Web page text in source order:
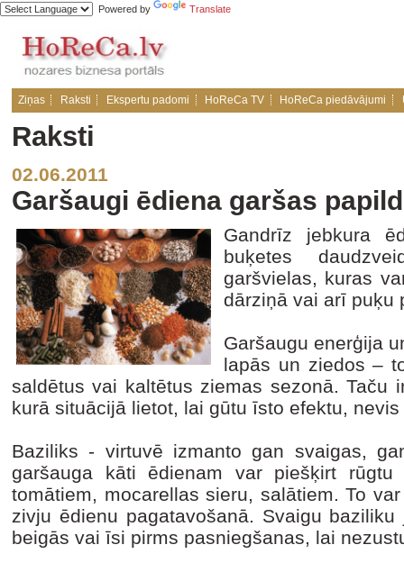
Powered by Translate
Ziņas Raksti Ekspertu padomi HoReCa TV HoReCa piedāvājumi
Raksti
02.06.2011
Garšaugi ēdiena garšas
Gandrīz jebkura
buķetes
garšvielas, kuras
dārziņā vai arī puķu
Garšaugu enerģija
lapās un ziedos –
saldētus vai kaltētus ziemas sezonā. Taču
kurā situācijā lietot, lai gūtu īsto efektu,
Baziliks - virtuvē izmanto gan svaigas,
garšauga kāti ēdienam var piešķirt
tomātiem, mocarellas sieru, salātiem. To
zivju ēdienu pagatavošanā. Svaigu
beigās vai īsi pirms pasniegšanas, lai